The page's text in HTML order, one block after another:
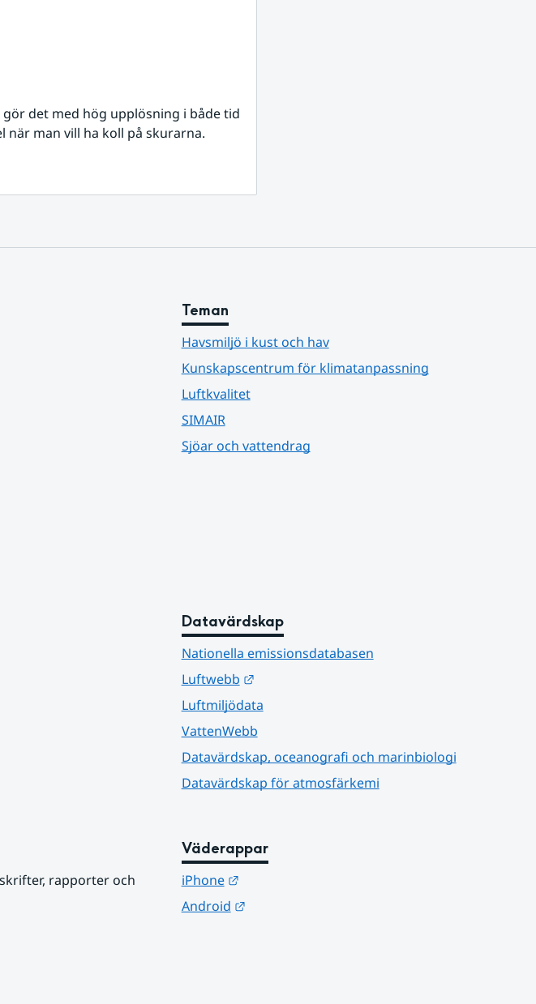
det med hög upplösning i både tid
man vill ha koll på skurarna.
Teman
Havsmiljö i kust och hav
Kunskapscentrum för klimatanpassning
Luftkvalitet
SIMAIR
Sjöar och vattendrag
Datavärdskap
Nationella emissionsdatabasen
Luftwebb
Länk till annan webbplats.
Luftmiljödata
VattenWebb
Datavärdskap, oceanografi och marinbiologi
Datavärdskap för atmosfärkemi
rapporter och
Väderappar
iPhone
Länk till annan webbplats.
Android
Länk till annan webbplats.